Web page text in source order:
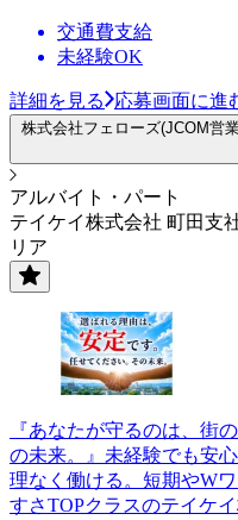
交通費支給
未経験OK
詳細を見る 応募画面に進
株式会社フェローズ(JCOM営
アルバイト・パート
テイケイ株式会社 町田支
リア
『あなたが守るのは、街
の未来。』未経験でも安
理なく働ける。短期やW
すさTOPクラスのテイケ